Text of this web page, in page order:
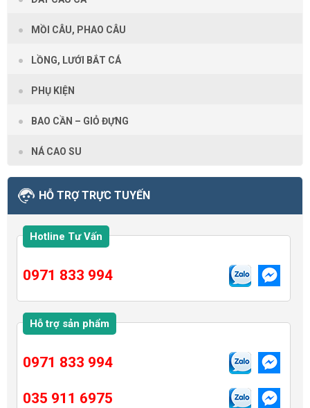
MỒI CÂU, PHAO CÂU
LỒNG, LƯỚI BẮT CÁ
PHỤ KIỆN
BAO CẦN – GIỎ ĐỰNG
NÁ CAO SU
HỖ TRỢ TRỰC TUYẾN
Hotline Tư Vấn
0971 833 994
Hỗ trợ sản phẩm
0971 833 994
035 911 6975